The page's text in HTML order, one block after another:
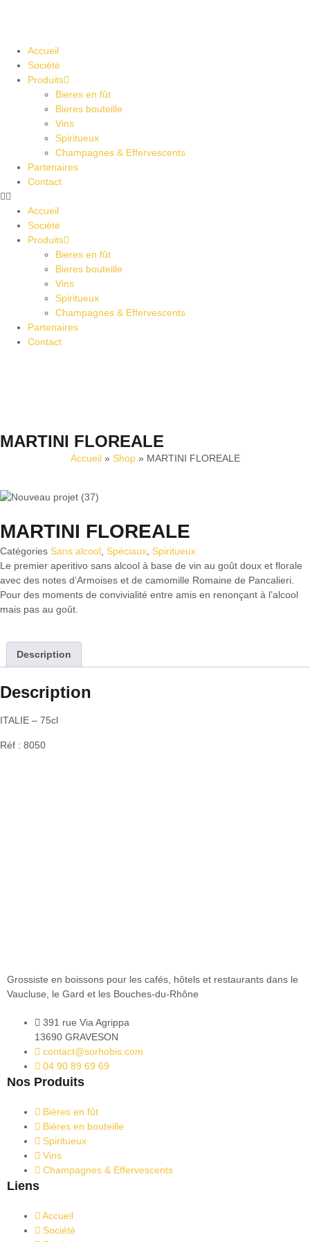
Accueil
Société
Produits
Bieres en fût
Bieres bouteille
Vins
Spiritueux
Champagnes & Effervescents
Partenaires
Contact
Accueil
Société
Produits
Bieres en fût
Bieres bouteille
Vins
Spiritueux
Champagnes & Effervescents
Partenaires
Contact
MARTINI FLOREALE
Accueil» Shop» MARTINI FLOREALE
MARTINI FLOREALE
Catégories Sans alcool, Spéciaux, Spiritueux
Le premier aperitivo sans alcool à base de vin au goût doux et florale
avec des notes d’Armoises et de camomille Romaine de Pancalieri.
Pour des moments de convivialité entre amis en renonçant à l’alcool
mais pas au goût.
Description
Description
ITALIE – 75cl
Réf : 8050
Grossiste en boissons pour les cafés, hôtels et restaurants dans le
Vaucluse, le Gard et les Bouches-du-Rhône
391 rue Via Agrippa
13690 GRAVESON
contact@sorhobis.com
04 90 89 69 69
Nos Produits
Bières en fût
Bières en bouteille
Spiritueux
Vins
Champagnes & Effervescents
Liens
Accueil
Société